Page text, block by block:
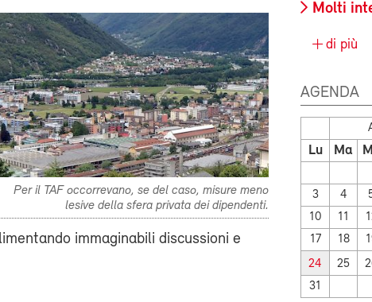
Per il TAF occorrevano, se del caso, misure meno
lesive della sfera privata dei dipendenti.
immaginabili discussioni e
Molti
di più
AGENDA
Lu Ma
3
4
10
11
17
18
24 25
31